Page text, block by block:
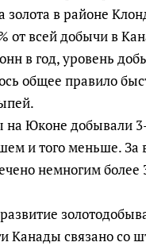
в районе
от всей добычи в
в год, уровень
общее правило
на Юконе добывали
и того меньше. За
немногим более
Канады связано со